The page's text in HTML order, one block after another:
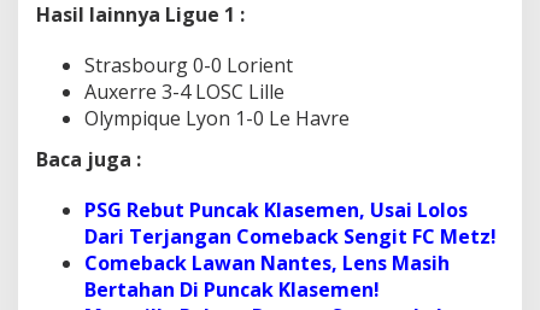
Hasil lainnya Ligue 1 :
Strasbourg 0-0 Lorient
Auxerre 3-4 LOSC Lille
Olympique Lyon 1-0 Le Havre
Baca juga :
PSG Rebut Puncak Klasemen, Usai Lolos
Dari Terjangan Comeback Sengit FC Metz!
Comeback Lawan Nantes, Lens Masih
Bertahan Di Puncak Klasemen!